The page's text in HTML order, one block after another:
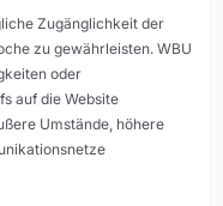
Zugänglichkeit der
zu gewährleisten. WBU
oder
auf die Website
Umstände, höhere